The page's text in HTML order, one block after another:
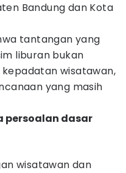
Bandung dan Kota
tantangan yang
liburan bukan
wisatawan,
yang masih
persoalan dasar
wisatawan dan